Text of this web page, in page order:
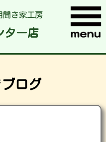
聞き家工房
ター店
ログ